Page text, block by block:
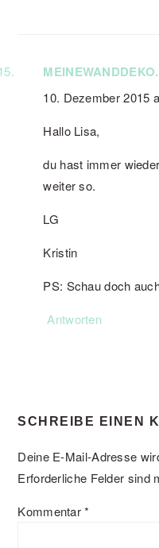
10. Dezember 2015
Hallo Lisa,
du hast immer
weiter so.
LG
Kristin
PS: Schau doch
Antworten
SCHREIBE EINEN
Deine E-Mail-Adresse
Erforderliche Felder sind
Kommentar*